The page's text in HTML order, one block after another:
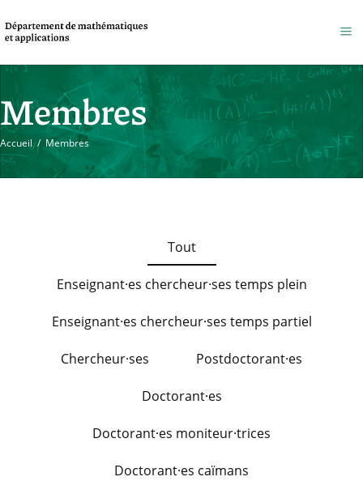
Membres
Accueil/ Membres
Tout
Enseignant·es chercheur·ses temps plein
Enseignant·es chercheur·ses temps partiel
Chercheur·ses Postdoctorant·es
Doctorant·es
Doctorant·es moniteur·trices
Doctorant·es caïmans